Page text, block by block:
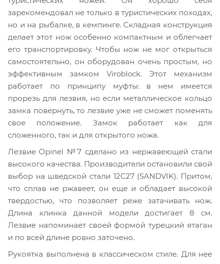
зарекомендовал не только в туристических походах,
но и на рыбалке, в кемпинге. Складная конструкция
делает этот нож особенно компактным и облегчает
его транспортировку. Чтобы нож не мог открыться
самостоятельно, он оборудован очень простым, но
эффективным замком Viroblock. Этот механизм
работает по принципу муфты: в нем имеется
прорезь для лезвия, но если металлическое кольцо
замка повернуть, то лезвие уже не сможет поменять
свое положение. Замок работает как для
сложенного, так и для открытого ножа.
Лезвие Opinel №7 сделано из нержавеющей стали
высокого качества. Производители остановили свой
выбор на шведской стали 12С27 (SANDVIK). Притом,
что сплав не ржавеет, он еще и обладает высокой
твердостью, что позволяет реже затачивать нож.
Длина клинка данной модели достигает 8 см.
Лезвие напоминает своей формой турецкий ятаган
и по всей длине ровно заточено.
Рукоятка выполнена в классическом стиле. Для нее